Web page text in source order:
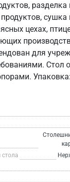
разделка
сушка
цехах,
для
Стол